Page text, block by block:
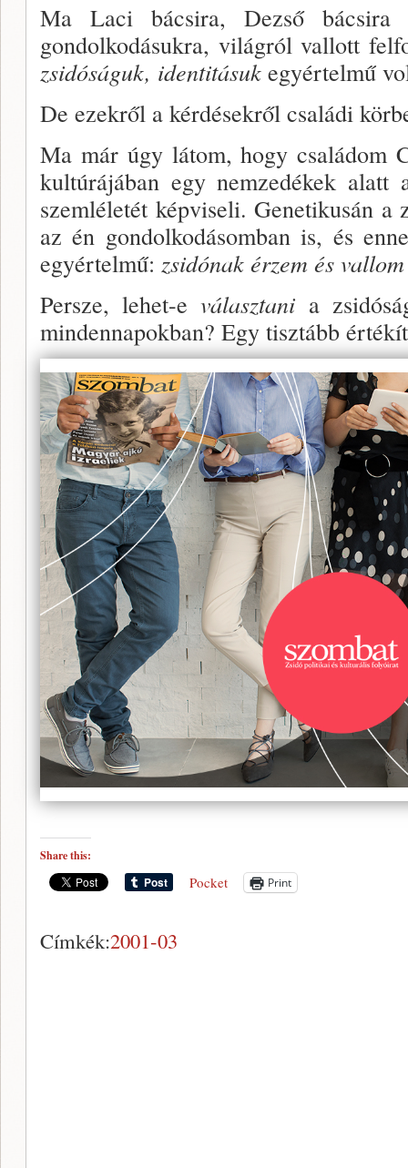
Ma Laci bácsira, Dezső bácsira
gondolko­dásukra, világról vallott
zsidóságuk, identitá­suk egyértelmű
De ezekről a kérdésekről családi
Ma már úgy látom, hogy családom
kultúrájá­ban egy nemzedékek alatt
szemléletét képviseli. Genetikusán a
az én gondolkodásomban is, és
egyér­telmű: zsidónak érzem és
Persze, lehet-eválasztani a
mindennapok­ban? Egy tisztább
Share this:
Pocket Print
Címkék:2001-03